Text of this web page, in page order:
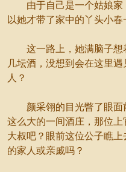
由于自己是一个姑娘家
以她才带了家中的丫头小春
这一路上，她满脑子想
几坛酒，没想到会在这里
人？
颜采翎的目光瞥了眼面
这么大的一间酒庄，那位
大叔吧？眼前这位公子瞧
的家人或亲戚吗？